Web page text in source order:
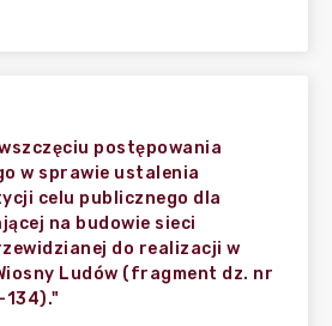
postępowania
w sprawie ustalenia
celu publicznego dla
na budowie sieci
do realizacji w
Ludów (fragment dz. nr
134)."